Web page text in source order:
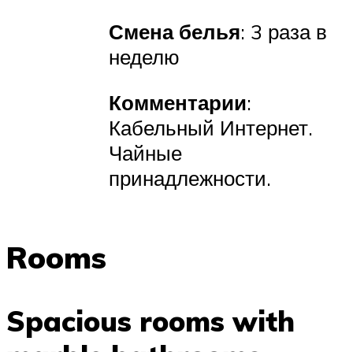
Смена белья: 3 раза в
неделю
Комментарии:
Кабельный Интернет.
Чайные
принадлежности.
Rooms
Spacious rooms with